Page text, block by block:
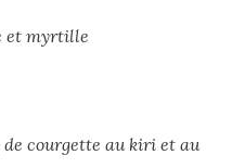
et myrtille
de courgette au kiri et au